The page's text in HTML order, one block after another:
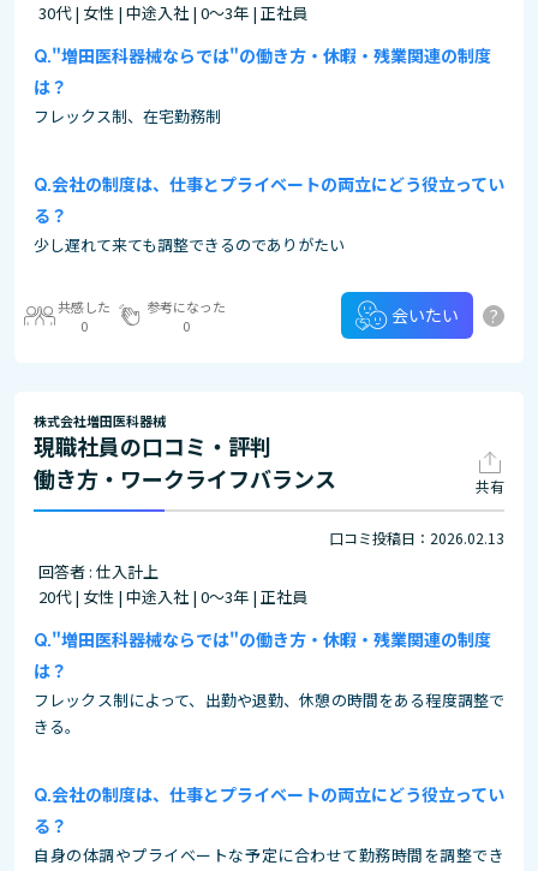
30代 | 女性 | 中途入社 | 0～3年 | 正社員
"増田医科器械ならでは"の働き方・休暇・残業関連の制度
は？
フレックス制、在宅勤務制
会社の制度は、仕事とプライベートの両立にどう役立ってい
る？
少し遅れて来ても調整できるのでありがたい
共感した
0
参考になった
0
会いたい ?
株式会社増田医科器械
現職社員の口コミ・評判
働き方・ワークライフバランス
共有
口コミ投稿日：2026.02.13
回答者 : 仕入計上
20代 | 女性 | 中途入社 | 0～3年 | 正社員
"増田医科器械ならでは"の働き方・休暇・残業関連の制度
は？
フレックス制によって、出勤や退勤、休憩の時間をある程度調整で
きる。
会社の制度は、仕事とプライベートの両立にどう役立ってい
る？
自身の体調やプライベートな予定に合わせて勤務時間を調整でき